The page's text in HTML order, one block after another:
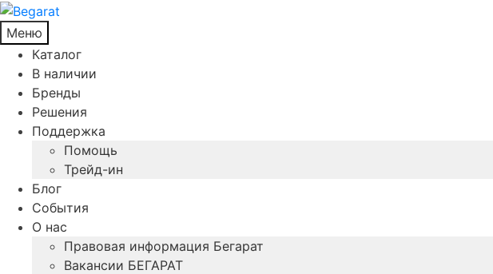
Меню
Каталог
В наличии
Бренды
Решения
Поддержка
Помощь
Трейд-ин
Блог
События
О нас
Правовая информация Бегарат
Вакансии БЕГАРАТ